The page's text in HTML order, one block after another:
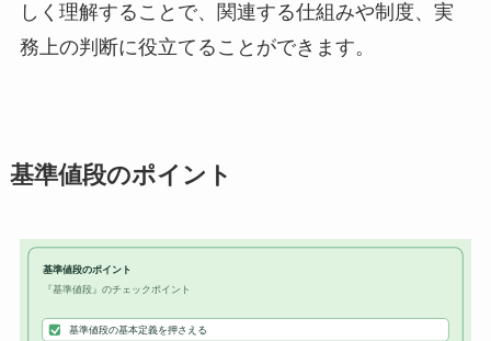
しく理解することで、関連する仕組みや制度、実
務上の判断に役立てることができます。
基準値段のポイント
基準値段のポイント
『基準値段』のチェックポイント
基準値段の基本定義を押さえる